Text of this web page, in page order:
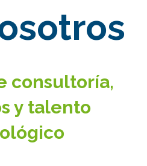
consultoría,
y talento